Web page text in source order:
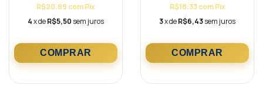
R$20,89 comPix
4x deR$5,50 sem juros
R$18,33com Pix
3x deR$6,43sem juros